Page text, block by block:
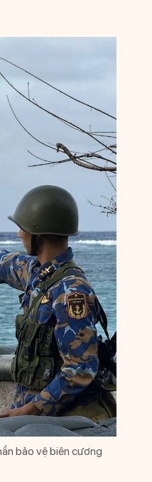
bảo vệ biên cương